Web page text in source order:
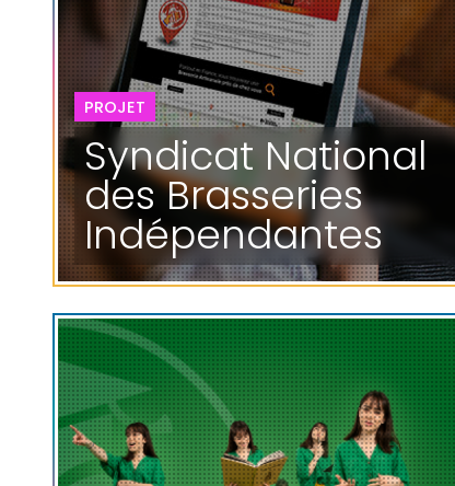
PROJET
Syndicat National
des Brasseries
Indépendantes